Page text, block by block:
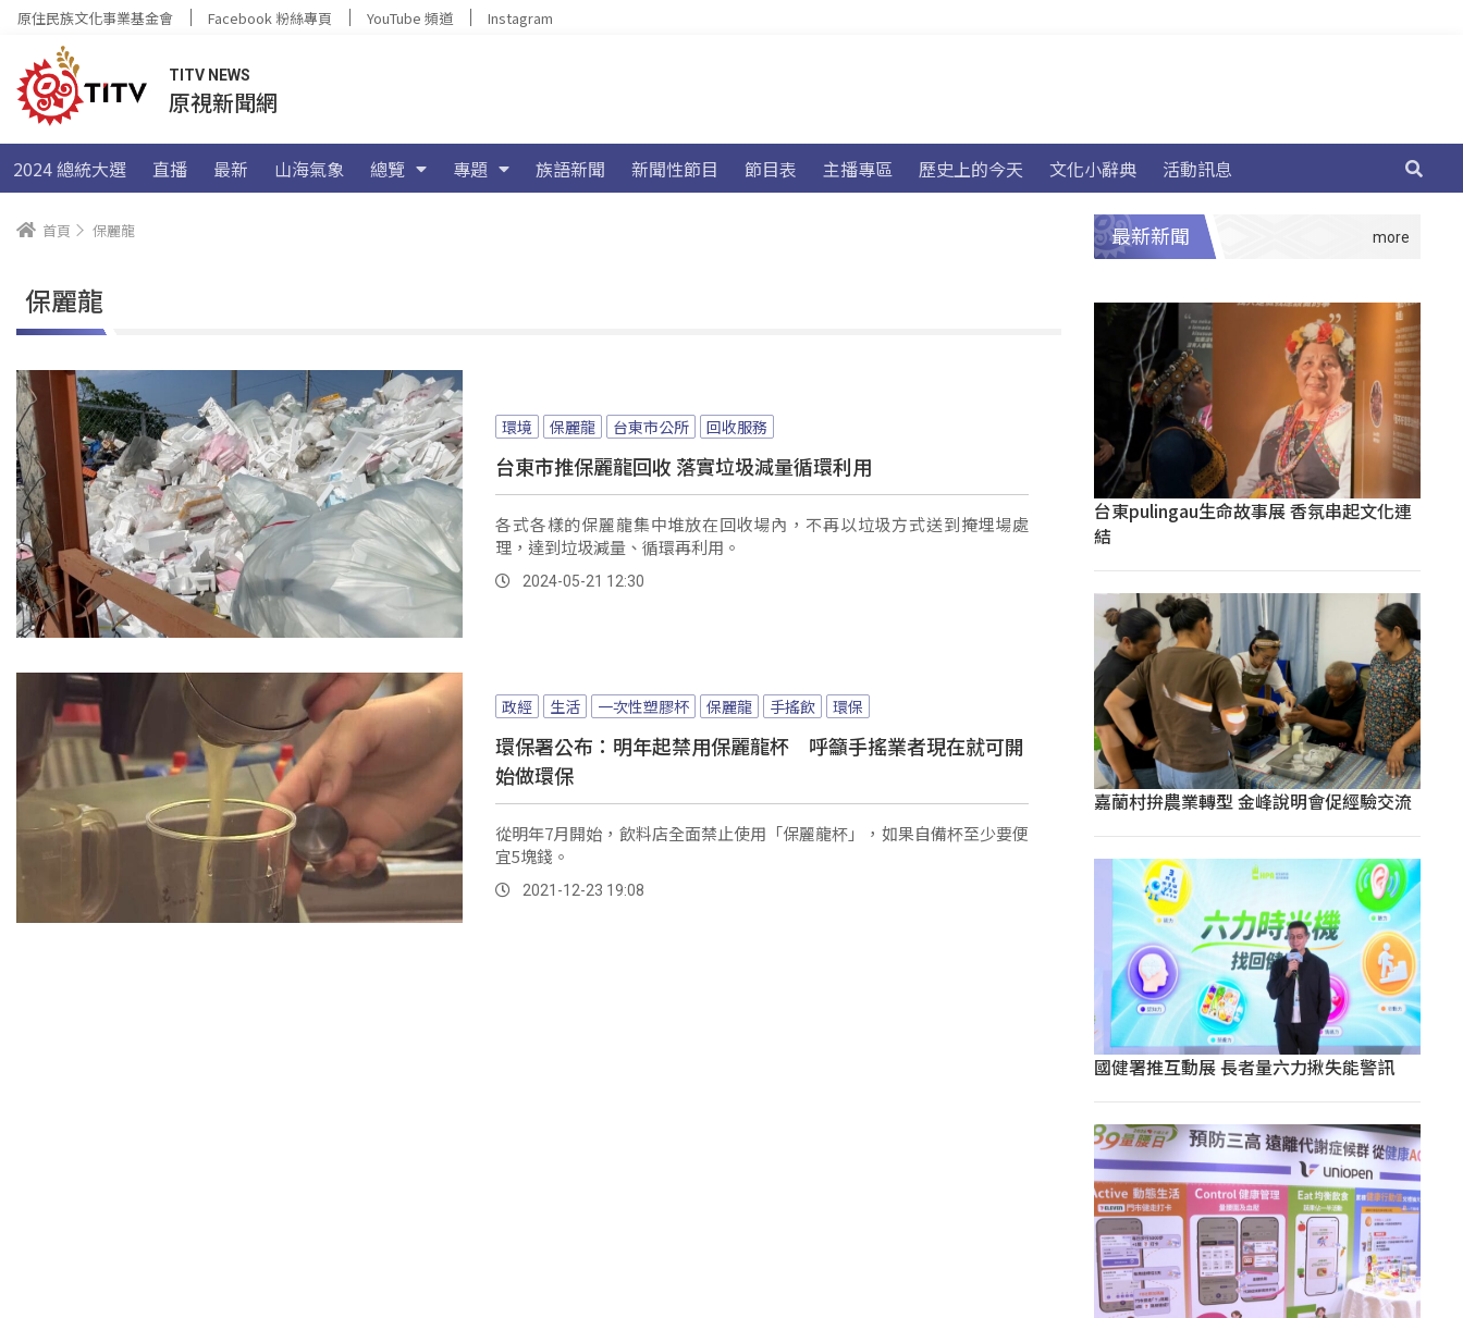
原住民族文化事業基金會 Facebook 粉絲專頁 YouTube 頻道 Instagram
TITV NEWS
原視新聞網
2024 總統大選 直播 最新 山海氣象 總覽 專題 族語新聞 新聞性節目 節目表 主播專區 歷史上的今天 文化小辭典 活動訊息
首頁 保麗龍
保麗龍
環境 保麗龍 台東市公所 回收服務
台東市推保麗龍回收 落實垃圾減量循環利用
各式各樣的保麗龍集中堆放在回收場內，不再以垃圾方式送到掩埋場處
理，達到垃圾減量、循環再利用。
2024-05-21 12:30
政經 生活 一次性塑膠杯 保麗龍 手搖飲 環保
環保署公布：明年起禁用保麗龍杯 呼籲手搖業者現在就可開
始做環保
從明年7月開始，飲料店全面禁止使用「保麗龍杯」，如果自備杯至少要便
宜5塊錢。
2021-12-23 19:08
最新新聞
台東pulingau生命故事展 香氛串起文化連
結
嘉蘭村拚農業轉型 金峰說明會促經驗交流
國健署推互動展 長者量六力揪失能警訊